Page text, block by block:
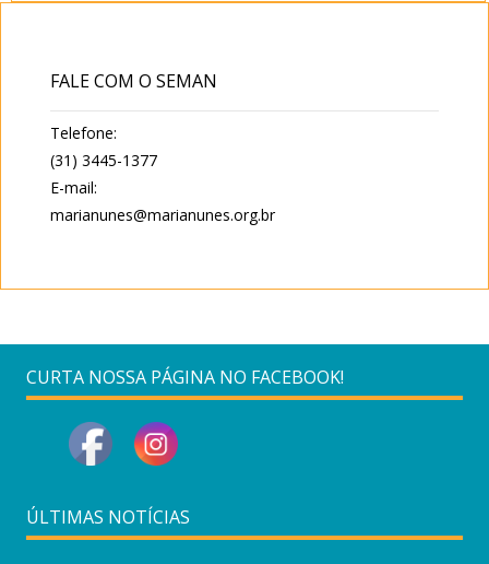
FALE COM O SEMAN
Telefone:
(31) 3445-1377
E-mail:
marianunes@marianunes.org.br
CURTA NOSSA PÁGINA NO FACEBOOK!
ÚLTIMAS NOTÍCIAS